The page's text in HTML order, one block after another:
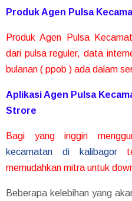
Produk Agen Pulsa
Produk Agen Pulsa
dari pulsa reguler, data
bulanan ( ppob ) ada dalam
Aplikasi Agen Pulsa
Strore
Bagi yang inggin
kecamatan di kalibagor
memudahkan mitra untuk
Beberapa kelebihan yang